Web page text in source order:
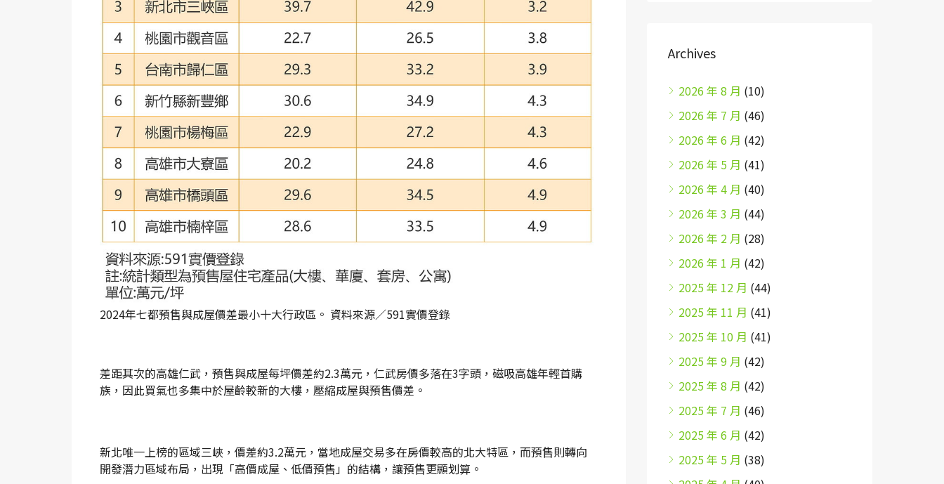
2024年七都預售與成屋價差最小十大行政區。 資料來源／591實價登錄
差距其次的高雄仁武，預售與成屋每坪價差約2.3萬元，仁武房價多落在3字頭，磁吸高雄年輕首購
族，因此買氣也多集中於屋齡較新的大樓，壓縮成屋與預售價差。
新北唯一上榜的區域三峽，價差約3.2萬元，當地成屋交易多在房價較高的北大特區，而預售則轉向
開發潛力區域布局，出現「高價成屋、低價預售」的結構，讓預售更顯划算。
Archives
2026 年 8 月 (10)
2026 年 7 月 (46)
2026 年 6 月 (42)
2026 年 5 月 (41)
2026 年 4 月 (40)
2026 年 3 月 (44)
2026 年 2 月 (28)
2026 年 1 月 (42)
2025 年 12 月 (44)
2025 年 11 月 (41)
2025 年 10 月 (41)
2025 年 9 月 (42)
2025 年 8 月 (42)
2025 年 7 月 (46)
2025 年 6 月 (42)
2025 年 5 月 (38)